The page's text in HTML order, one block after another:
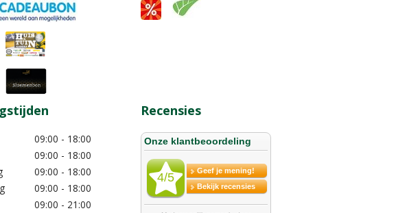
09:00 - 18:00
09:00 - 18:00
09:00 - 18:00
09:00 - 18:00
09:00 - 21:00
Recensies